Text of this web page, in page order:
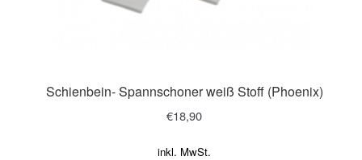
Schienbein- Spannschoner weiß Stoff (Phoenix)
€18,90
inkl. MwSt.